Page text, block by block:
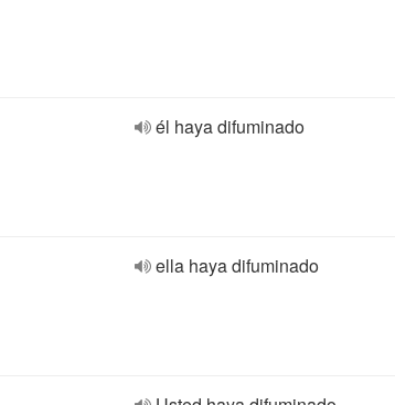
él haya difuminado
ella haya difuminado